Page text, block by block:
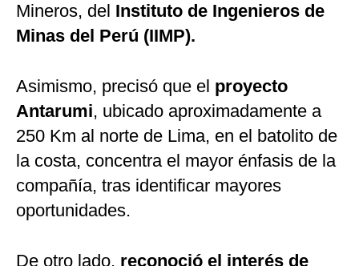
Mineros, del Instituto de Ingenieros de
Minas del Perú (IIMP).
Asimismo, precisó que el proyecto
Antarumi, ubicado aproximadamente a
250 Km al norte de Lima, en el batolito de
la costa, concentra el mayor énfasis de la
compañía, tras identificar mayores
oportunidades.
De otro lado, reconoció el interés de